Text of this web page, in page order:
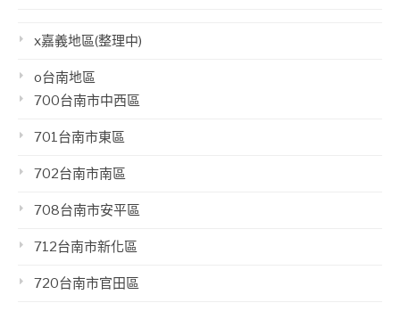
x嘉義地區(整理中)
o台南地區
700台南市中西區
701台南市東區
702台南市南區
708台南市安平區
712台南市新化區
720台南市官田區